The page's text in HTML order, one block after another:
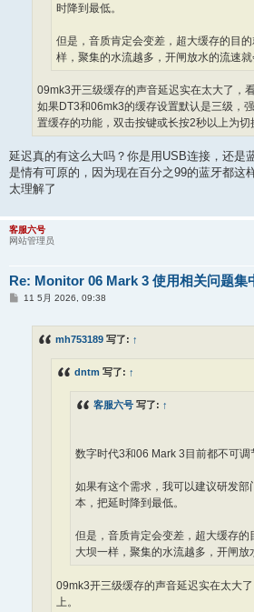
时降到最低。
但是，音质肯定会变差，超大缓存的目
样，聚集的水流越多，开闸放水的流速就
09mk3开三级缓存的声音延迟实在太大了，
如果DT3和06mk3的缓存设置默认是三级，
置缓存的功能，双击按键或长按2秒以上为切
延迟真的有这么大吗？你是用USB连接，还是
是情有可原的，因为现在百分之99的蓝牙都这
太理解了
客服六号
网站管理员
Re: Monitor 06 Mark 3 使用相关问题集
帖11 5月 2026, 09:38
mh753189 写了: ↑
dntm 写了: ↑
客服六号 写了: ↑
数字时代3和06 Mark 3目前都不可调
如果有这个需求，我可以建议研发部
本，把延时降到最低。
但是，音质肯定会变差，超大缓存的
大坝一样，聚集的水流越多，开闸放
09mk3开三级缓存的声音延迟实在太大
上。